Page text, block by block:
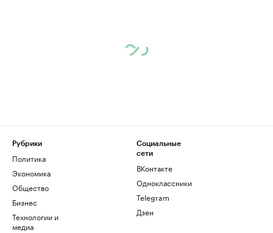
Рубрики
Политика
Экономика
Общество
Бизнес
Технологии и
медиа
Социальные
сети
ВКонтакте
Одноклассники
Telegram
Дзен